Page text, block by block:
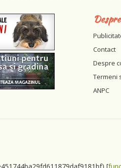
Despre
Contact
Despre
Termeni
ANPC